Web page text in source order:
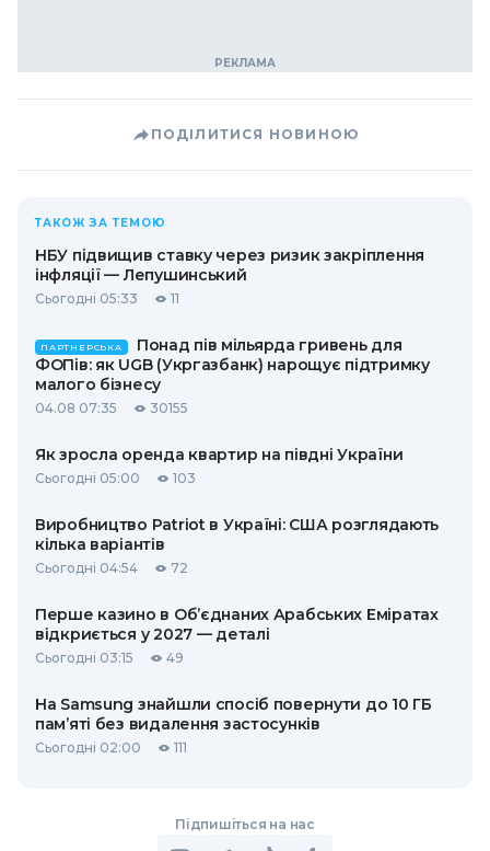
ПОДІЛИТИСЯ НОВИНОЮ
ТАКОЖ ЗА ТЕМОЮ
НБУ підвищив ставку через ризик закріплення
інфляції — Лепушинський
Сьогодні 05:33 11
ПАРТНЕРСЬКА
Понад пів мільярда гривень для
ФОПів: як UGB (Укргазбанк) нарощує підтримку
малого бізнесу
04.08 07:35 30155
Як зросла оренда квартир на півдні України
Сьогодні 05:00 103
Виробництво Patriot в Україні: США розглядають
кілька варіантів
Сьогодні 04:54 72
Перше казино в Об’єднаних Арабських Еміратах
відкриється у 2027 — деталі
Сьогодні 03:15 49
На Samsung знайшли спосіб повернути до 10 ГБ
пам’яті без видалення застосунків
Сьогодні 02:00 111
Підпишіться на нас